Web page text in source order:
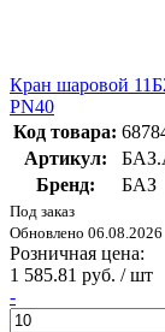
Кран шаровой
PN40
Код товара:
Артикул:
Бренд:
БАЗ
Под заказ
Обновлено 06.08.2026
Розничная цена:
1 585.81 руб. / шт
-